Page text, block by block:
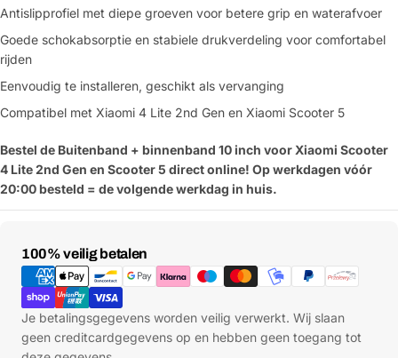
Antislipprofiel met diepe groeven voor betere grip en waterafvoer
Goede schokabsorptie en stabiele drukverdeling voor comfortabel
rijden
Eenvoudig te installeren, geschikt als vervanging
Compatibel met Xiaomi 4 Lite 2nd Gen en Xiaomi Scooter 5
Bestel de Buitenband + binnenband 10 inch voor Xiaomi Scooter
4 Lite 2nd Gen en Scooter 5 direct online! Op werkdagen vóór
20:00 besteld = de volgende werkdag in huis.
100% veilig betalen
Betaalmethoden
Je betalingsgegevens worden veilig verwerkt. Wij slaan
geen creditcardgegevens op en hebben geen toegang tot